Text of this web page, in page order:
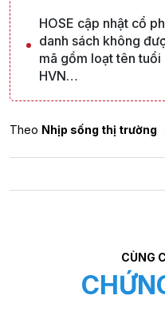
HOSE cập nhật cổ
danh sách không
mã gồm loạt tên tuổi
HVN…
Theo Nhịp sống thị trường
CÙNG